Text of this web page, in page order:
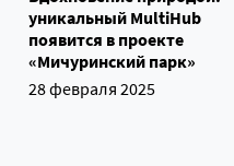
уникальный MultiHub
появится в проекте
«Мичуринский парк»
28 февраля 2025